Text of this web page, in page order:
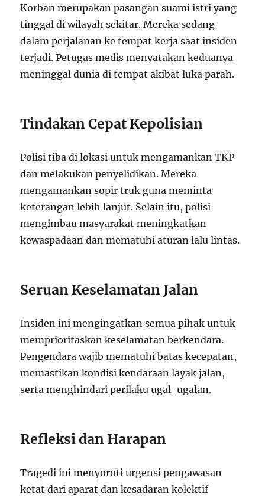
Korban merupakan pasangan suami istri yang
tinggal di wilayah sekitar. Mereka sedang
dalam perjalanan ke tempat kerja saat insiden
terjadi. Petugas medis menyatakan keduanya
meninggal dunia di tempat akibat luka parah.
Tindakan Cepat Kepolisian
Polisi tiba di lokasi untuk mengamankan TKP
dan melakukan penyelidikan. Mereka
mengamankan sopir truk guna meminta
keterangan lebih lanjut. Selain itu, polisi
mengimbau masyarakat meningkatkan
kewaspadaan dan mematuhi aturan lalu lintas.
Seruan Keselamatan Jalan
Insiden ini mengingatkan semua pihak untuk
memprioritaskan keselamatan berkendara.
Pengendara wajib mematuhi batas kecepatan,
memastikan kondisi kendaraan layak jalan,
serta menghindari perilaku ugal-ugalan.
Refleksi dan Harapan
Tragedi ini menyoroti urgensi pengawasan
ketat dari aparat dan kesadaran kolektif